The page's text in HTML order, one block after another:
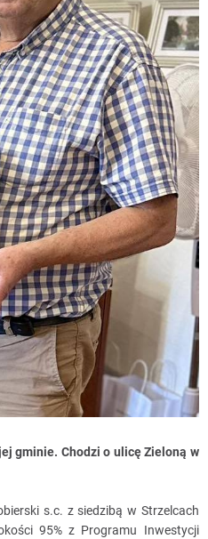
gminie. Chodzi o ulicę Zieloną w
s.c. z siedzibą w Strzelcach
95% z Programu Inwestycji